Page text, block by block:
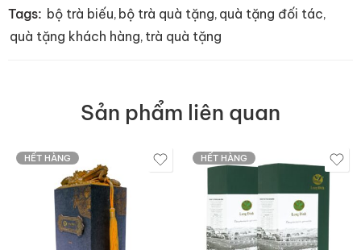
Tags: bộ trà biếu, bộ trà quà tặng, quà tặng đối tác,
quà tặng khách hàng, trà quà tặng
Sản phẩm liên quan
HẾT HÀNG HẾT HÀNG